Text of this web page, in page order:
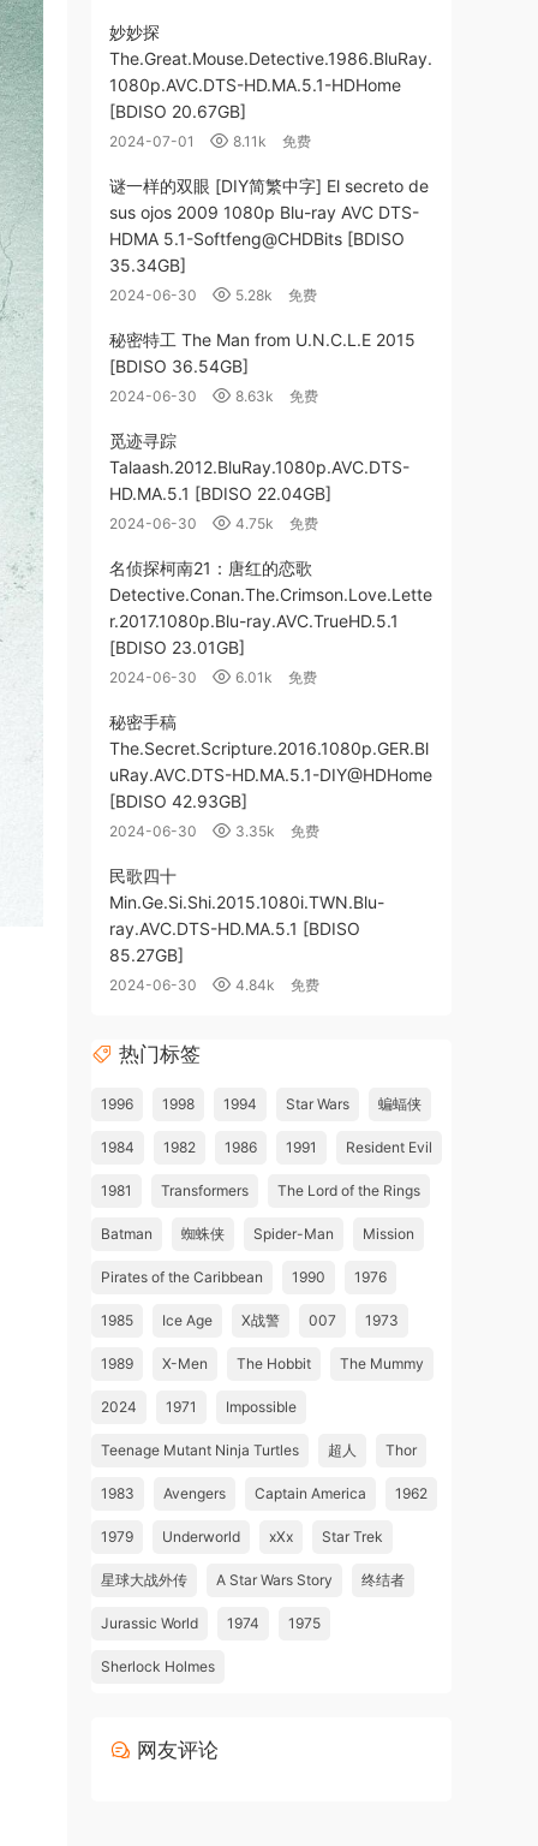
妙妙探
The.Great.Mouse.Detective.1986.BluRay.
1080p.AVC.DTS-HD.MA.5.1-HDHome
[BDISO 20.67GB]
2024-07-01 8.11k 免费
谜一样的双眼 [DIY简繁中字] El secreto de
sus ojos 2009 1080p Blu-ray AVC DTS-
HDMA 5.1-Softfeng@CHDBits [BDISO
35.34GB]
2024-06-30 5.28k 免费
秘密特工 The Man from U.N.C.L.E 2015
[BDISO 36.54GB]
2024-06-30 8.63k 免费
觅迹寻踪
Talaash.2012.BluRay.1080p.AVC.DTS-
HD.MA.5.1 [BDISO 22.04GB]
2024-06-30 4.75k 免费
名侦探柯南21：唐红的恋歌
Detective.Conan.The.Crimson.Love.Lette
r.2017.1080p.Blu-ray.AVC.TrueHD.5.1
[BDISO 23.01GB]
2024-06-30 6.01k 免费
秘密手稿
The.Secret.Scripture.2016.1080p.GER.Bl
uRay.AVC.DTS-HD.MA.5.1-DIY@HDHome
[BDISO 42.93GB]
2024-06-30 3.35k 免费
民歌四十
Min.Ge.Si.Shi.2015.1080i.TWN.Blu-
ray.AVC.DTS-HD.MA.5.1 [BDISO
85.27GB]
2024-06-30 4.84k 免费
热门标签
1996 1998 1994 Star Wars 蝙蝠侠
1984 1982 1986 1991 Resident Evil
1981 Transformers The Lord of the Rings
Batman 蜘蛛侠 Spider-Man Mission
Pirates of the Caribbean 1990 1976
1985 Ice Age X战警 007 1973
1989 X-Men The Hobbit The Mummy
2024 1971 Impossible
Teenage Mutant Ninja Turtles 超人 Thor
1983 Avengers Captain America 1962
1979 Underworld xXx Star Trek
星球大战外传 A Star Wars Story 终结者
Jurassic World 1974 1975
Sherlock Holmes
网友评论